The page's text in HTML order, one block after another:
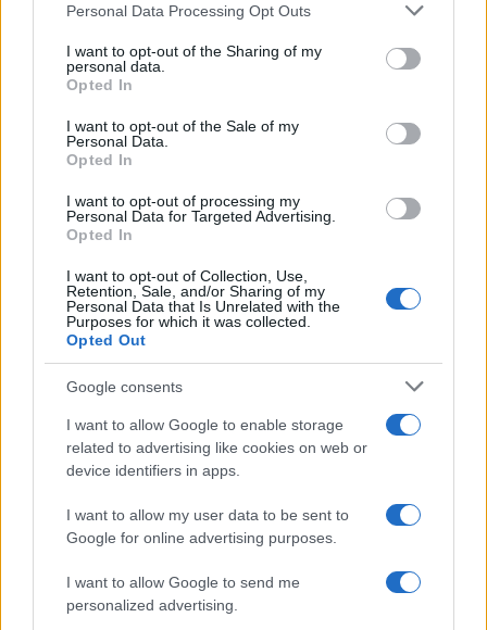
Personal Data Processing Opt Outs
I want to opt-out of the Sharing of my
personal data.
Opted In
I want to opt-out of the Sale of my
Personal Data.
Opted In
I want to opt-out of processing my
Personal Data for Targeted Advertising.
Opted In
I want to opt-out of Collection, Use,
Retention, Sale, and/or Sharing of my
Personal Data that Is Unrelated with the
Purposes for which it was collected.
Opted Out
Google consents
I want to allow Google to enable storage
related to advertising like cookies on web or
device identifiers in apps.
I want to allow my user data to be sent to
Google for online advertising purposes.
I want to allow Google to send me
personalized advertising.